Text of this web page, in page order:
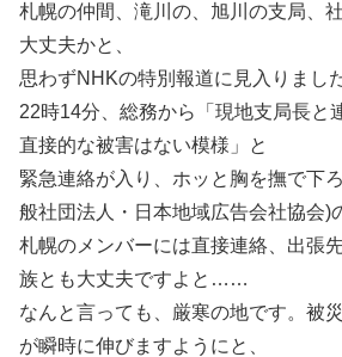
札幌の仲間、滝川の、旭川の支局、
大丈夫かと、
思わずNHKの特別報道に見入りました
22時14分、総務から「現地支局長と
直接的な被害はない模様」と
緊急連絡が入り、ホッと胸を撫で
般社団法人・日本地域広告会社協会)
札幌のメンバーには直接連絡、出張
族とも大丈夫ですよと……
なんと言っても、厳寒の地です。被
が瞬時に伸びますようにと、